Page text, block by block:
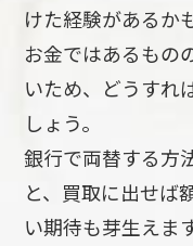
けた経験があるか
お金ではあるもの
いため、どうすれ
しょう。
銀行で両替する方
と、買取に出せば
い期待も芽生えます